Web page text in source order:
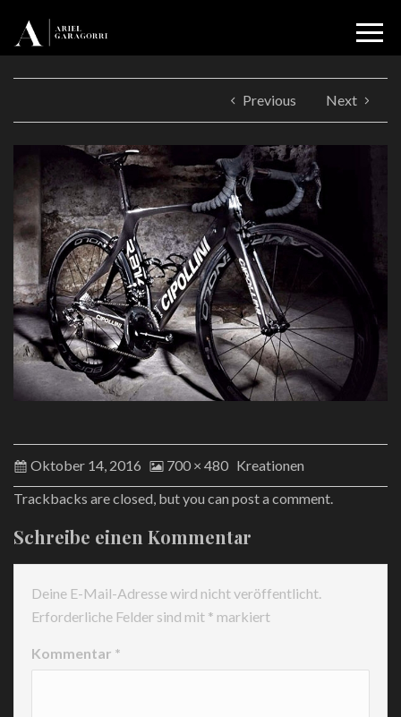
Previous Next
Oktober 14, 2016 700 × 480 Kreationen
Trackbacks are closed, but you can post a comment.
Schreibe einen Kommentar
Deine E-Mail-Adresse wird nicht veröffentlicht.
Erforderliche Felder sind mit * markiert
Kommentar *